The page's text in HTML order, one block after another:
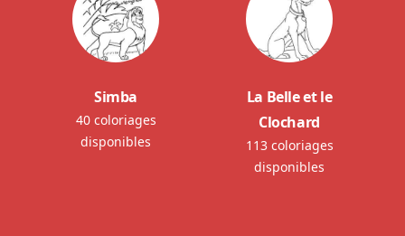
Simba
40 coloriages
disponibles
La Belle et le
Clochard
113 coloriages
disponibles